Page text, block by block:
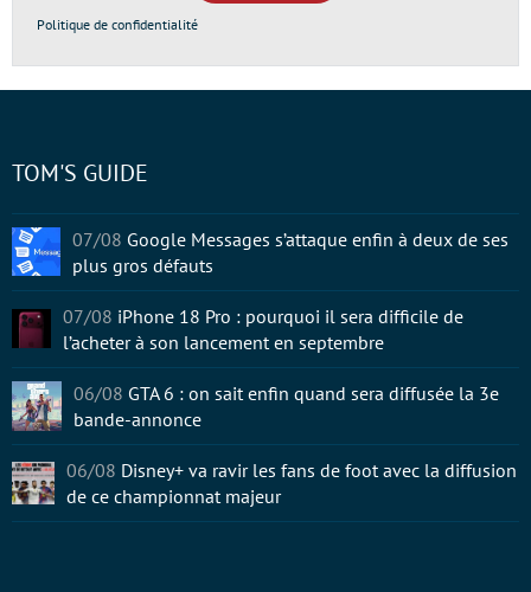
Politique de confidentialité
TOM'S GUIDE
07/08 Google Messages s’attaque enfin à deux de ses
plus gros défauts
07/08 iPhone 18 Pro : pourquoi il sera difficile de
l’acheter à son lancement en septembre
06/08 GTA 6 : on sait enfin quand sera diffusée la 3e
bande-annonce
06/08 Disney+ va ravir les fans de foot avec la diffusion
de ce championnat majeur